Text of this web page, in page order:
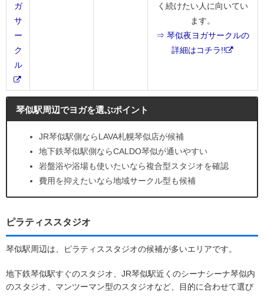
ガ
サ
ー
ク
ル
く続けたい人に向いてい
ます。
⇒ 琴似夜ヨガサークルの
詳細はコチラ!!
琴似駅周辺でヨガを選ぶポイント
JR琴似駅側ならLAVA札幌琴似店が候補
地下鉄琴似駅側ならCALDO琴似が通いやすい
岩盤浴や浴場も使いたいなら複合型スタジオを確認
費用を抑えたいなら地域サークル型も候補
ピラティススタジオ
琴似駅周辺は、ピラティススタジオの候補が多いエリアです。
地下鉄琴似駅すぐのスタジオ、JR琴似駅近くのシーナシーナ琴似内
のスタジオ、マンツーマン型のスタジオなど、目的に合わせて選び